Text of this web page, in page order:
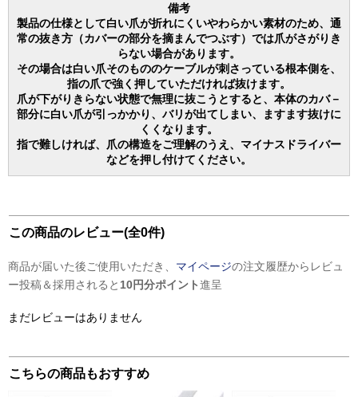
備考
製品の仕様として白い爪が折れにくいやわらかい素材のため、通
常の抜き方（カバーの部分を摘まんでつぶす）では爪がさがりき
らない場合があります。
その場合は白い爪そのもののケーブルが刺さっている根本側を、
指の爪で強く押していただければ抜けます。
爪が下がりきらない状態で無理に抜こうとすると、本体のカバ－
部分に白い爪が引っかかり、バリが出てしまい、ますます抜けに
くくなります。
指で難しければ、爪の構造をご理解のうえ、マイナスドライバー
などを押し付けてください。
この商品のレビュー(全0件)
商品が届いた後ご使用いただき、 マイページの注文履歴からレビュ
ー投稿＆採用されると 10円分ポイント進呈
まだレビューはありません
こちらの商品もおすすめ